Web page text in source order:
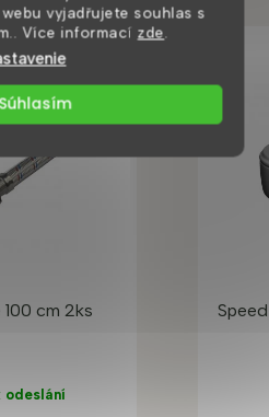
vyjadřujete souhlas s
Více informací zde.
Súhlasím
cm 2ks
odeslání